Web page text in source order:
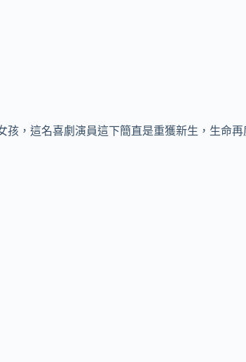
，這名喜劇演員這下簡直是重獲新生，生命再